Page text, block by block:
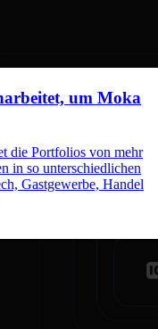
um Moka
die Portfolios von mehr
in so unterschiedlichen
Gastgewerbe, Handel